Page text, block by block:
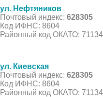
ул. Нефтяников
Почтовый индекс: 628305
Код ИФНС: 8604
Районный код ОКАТО:
ул. Киевская
Почтовый индекс: 628305
Код ИФНС: 8604
Районный код ОКАТО: